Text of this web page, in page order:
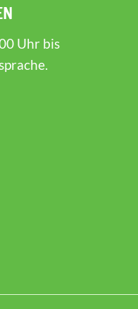
Uhr bis